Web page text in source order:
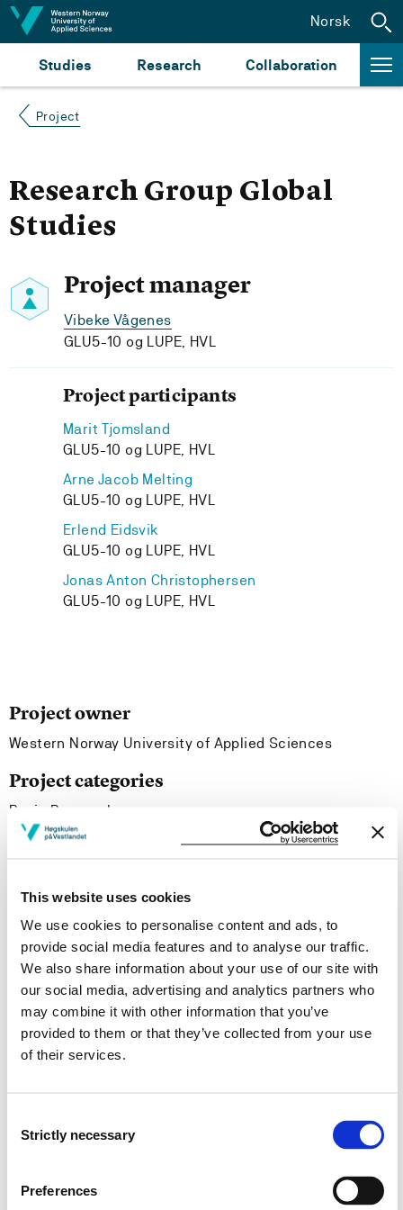
This website uses cookies
We use cookies to personalise content and ads, to
provide social media features and to analyse our traffic.
We also share information about your use of our site with
our social media, advertising and analytics partners who
may combine it with other information that you’ve
provided to them or that they’ve collected from your use
of their services.
Selection
Strictly necessary
Preferences
Jump to content
Studies Research Collaboration
Norsk
Project
Research Group Global
Studies
Project manager
Vibeke Vågenes
GLU5-10 og LUPE, HVL
Project participants
Marit Tjomsland
GLU5-10 og LUPE, HVL
Arne Jacob Melting
GLU5-10 og LUPE, HVL
Erlend Eidsvik
GLU5-10 og LUPE, HVL
Jonas Anton Christophersen
GLU5-10 og LUPE, HVL
Project owner
Western Norway University of Applied Sciences
Project categories
Basic Research
Project period
Project summary
Dette er en forskergruppe som funger som paraply for
prosjekter og fremtidige forskningssøknader. Innen
denne gruppen skal medlemmer i staben på
Samfunnsfagseksjonen utvikle og drive prosjekter som
også inkluderer forskere fra andre fagmiljøer, både
om prosjekter, presenterer prosjekter i seminarer og vi
tenker sammen om utforming av fremtidig forskning.
Vi skal drive forskningsbasert utdanning, og gruppen